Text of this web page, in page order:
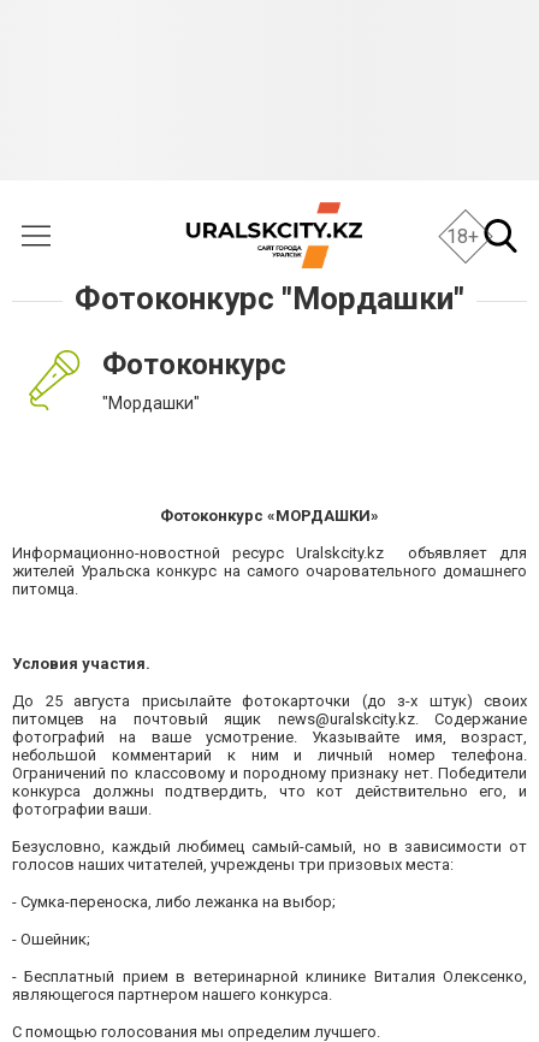
18+
Фотоконкурс "Мордашки"
Фотоконкурс
"Мордашки"
Фотоконкурс «МОРДАШКИ»
Информационно-новостной ресурс Uralskcity.kz
объявляет для
жителей Уральска конкурс на самого очаровательного домашнего
питомца.
Условия участия.
До 25 августа присылайте фотокарточки (до з-х штук) своих
питомцев на почтовый ящик news@uralskcity.kz. Содержание
фотографий на ваше усмотрение. Указывайте имя, возраст,
небольшой комментарий к ним и личный номер телефона.
Ограничений по классовому и породному признаку нет. Победители
конкурса должны подтвердить, что кот действительно его, и
фотографии ваши.
Безусловно, каждый любимец самый-самый, но в зависимости от
голосов наших читателей, учреждены три призовых места:
- Сумка-переноска, либо лежанка на выбор;
- Ошейник;
- Бесплатный прием в ветеринарной клинике Виталия Олексенко,
являющегося партнером нашего конкурса.
С помощью голосования мы определим лучшего.